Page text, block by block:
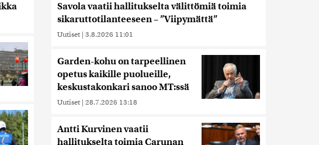
Savola vaatii hallitukselta välittömiä toimia
sikaruttotilanteeseen – ”Viipymättä”
Uutiset | 3.8.2026 11:01
Garden-kohu on tarpeellinen
opetus kaikille puolueille,
keskustakonkari sanoo MT:ssä
Uutiset | 28.7.2026 13:18
Antti Kurvinen vaatii
hallitukselta toimia Carunan